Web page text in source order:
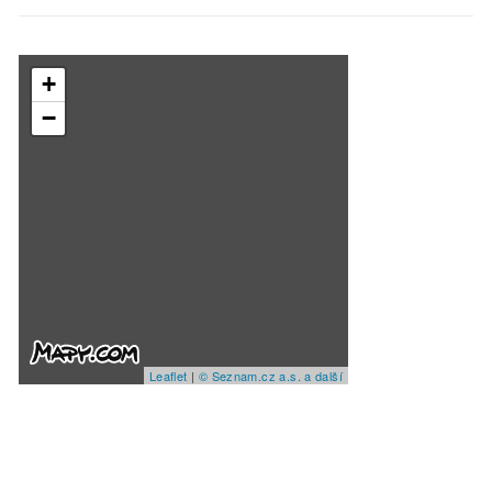
+
−
Leaflet | © Seznam.cz a.s. a další